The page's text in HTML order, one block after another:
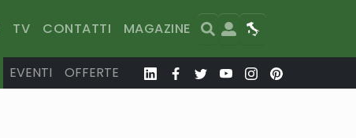
TV CONTATTI MAGAZINE Search
User Map
EVENTI OFFERTE